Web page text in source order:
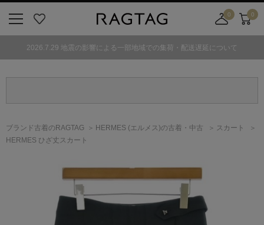
気
0
舗
カ
ト
0
2026.7.29 地震の影響による一部地域での集荷・配送遅延について
ブランド古着のRAGTAG HERMES (エルメス)の古着・中古
スカート
HERMES ひざ丈スカート